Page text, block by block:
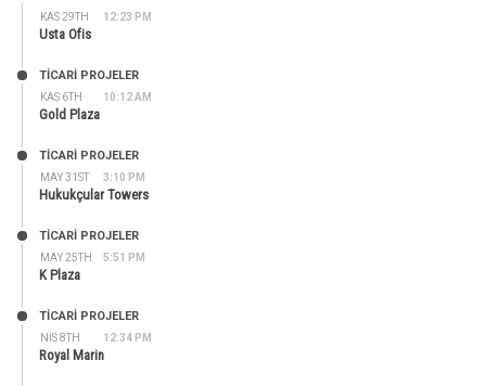
KAS 29TH 12:23 PM
Usta Ofis
KAS 6TH 10:12 AM
TİCARİ PROJELER
Gold Plaza
MAY 31ST 3:10 PM
TİCARİ PROJELER
Hukukçular Towers
MAY 25TH 5:51 PM
TİCARİ PROJELER
K Plaza
NIS 8TH 12:34 PM
TİCARİ PROJELER
Royal Marin